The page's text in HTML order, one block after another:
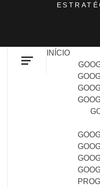
INÍCIO